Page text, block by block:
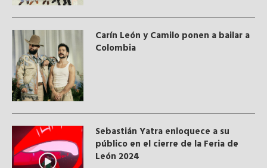
Carín León y Camilo ponen a bailar a
Colombia
Sebastián Yatra enloquece a su
público en el cierre de la Feria de
León 2024